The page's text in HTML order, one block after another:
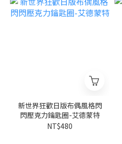
新世界狂歡日版布偶風格閃
閃壓克力鑰匙圈-艾德蒙特
NT$480